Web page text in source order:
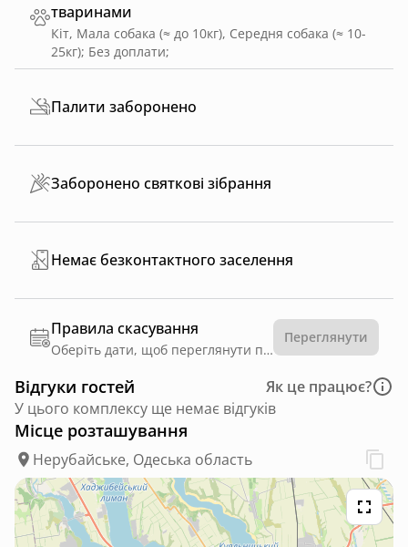
тваринами
Кіт, Мала собака (≈ до 10кг), Середня собака (≈ 10-
25кг); Без доплати;
Палити заборонено
Заборонено святкові зібрання
Немає безконтактного заселення
Правила скасування
Оберіть дати, щоб переглянути правила
Переглянути
Відгуки гостей
Як це працює?
У цього комплексу ще немає відгуків
Місце розташування
Нерубайське, Одеська область